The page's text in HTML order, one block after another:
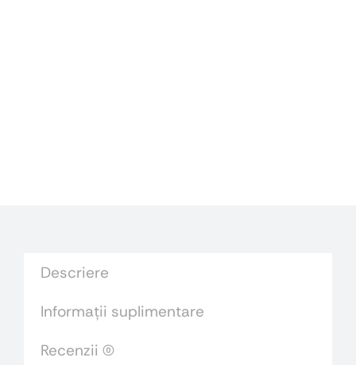
Descriere
Informații suplimentare
Recenzii (0)